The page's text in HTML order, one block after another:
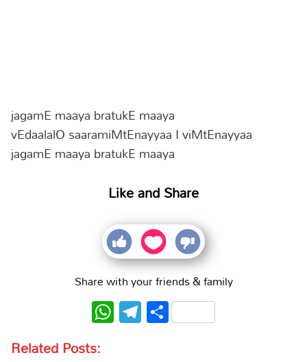
jagamE maaya bratukE maaya
vEdaalalO saaramiMtEnayyaa I viMtEnayyaa
jagamE maaya bratukE maaya
Like and Share
Share with your friends & family
WhatsApp
Telegram
Share
Related Posts: